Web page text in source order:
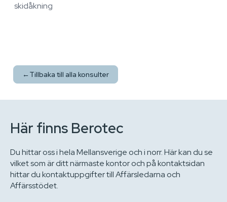
skidåkning
← Tillbaka till alla konsulter
Här finns Berotec
Du hittar oss i hela Mellansverige och i norr. Här kan du se
vilket som är ditt närmaste kontor och på kontaktsidan
hittar du kontaktuppgifter till Affärsledarna och
Affärsstödet.